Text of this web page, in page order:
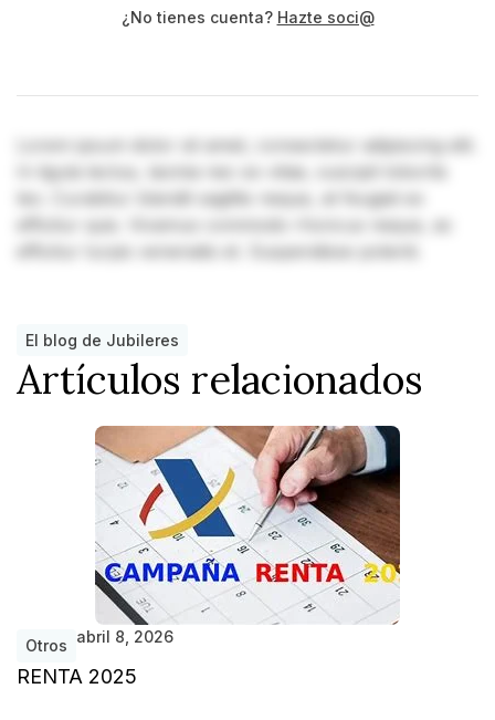
Lorem ipsum dolor sit amet, consectetur adipiscing elit.
In ligula lectus, lacinia nec ex vitae, suscipit lobortis
leo. Curabitur blandit sagittis neque, at feugiat ex
efficitur quis. Vivamus commodo rhoncus neque, ac
efficitur turpis venenatis et. Suspendisse potenti.
¿No tienes cuenta? Hazte soci@
El blog de Jubileres
Artículos relacionados
Otros abril 8, 2026
RENTA 2025